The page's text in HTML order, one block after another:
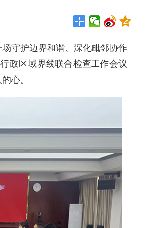
守护边界和谐、深化毗邻协作
政区域界线联合检查工作会议
心。